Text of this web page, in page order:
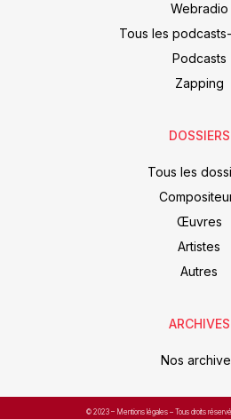
Webradio
Tous les
Podcasts
Zapping
DOSSIERS
Tous les
Œuvres
Artistes
Autres
ARCHIVES
Nos
© 2023 – Mentions légales – Tous droits